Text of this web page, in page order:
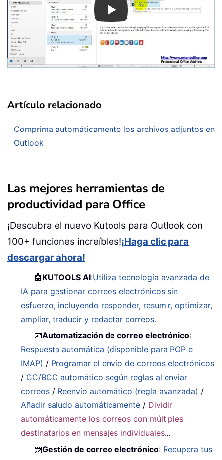
Play
Artículo relacionado
Comprima automáticamente los archivos adjuntos en
Outlook
Las mejores herramientas de
productividad para Office
¡Descubra el nuevo Kutools para Outlook con
100+ funciones increíbles!¡Haga clic para
descargar ahora!
🤖 KUTOOLS AI:Utiliza tecnología avanzada de
IA para gestionar correos electrónicos sin
esfuerzo, incluyendo responder, resumir, optimizar,
ampliar, traducir y redactar correos.
📧Automatización de correo electrónico:
Respuesta automática (disponible para POP e
IMAP) / Programar el envío de correos electrónicos
/ CC/BCC automático según reglas al enviar
correos / Reenvío automático (regla avanzada) /
Añadir saludo automáticamente / Dividir
automáticamente los correos con múltiples
destinatarios en mensajes individuales...
📨Gestión de correo electrónico: Recupera tus